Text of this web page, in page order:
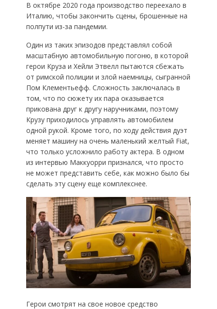
В октябре 2020 года производство переехало в
Италию, чтобы закончить сцены, брошенные на
полпути из-за пандемии.
Один из таких эпизодов представлял собой
масштабную автомобильную погоню, в которой
герои Круза и Хейли Этвелл пытаются сбежать
от римской полиции и злой наемницы, сыгранной
Пом Клементьефф. Сложность заключалась в
том, что по сюжету их пара оказывается
прикована друг к другу наручниками, поэтому
Крузу приходилось управлять автомобилем
одной рукой. Кроме того, по ходу действия дуэт
меняет машину на очень маленький желтый Fiat,
что только усложнило работу актера. В одном
из интервью Маккуорри признался, что просто
не может представить себе, как можно было бы
сделать эту сцену еще комплекснее.
Герои смотрят на свое новое средство